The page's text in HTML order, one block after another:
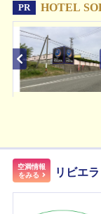
PR HOTEL
空満情報
をみる
リビエラ